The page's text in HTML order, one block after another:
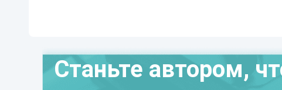
Станьте автором,